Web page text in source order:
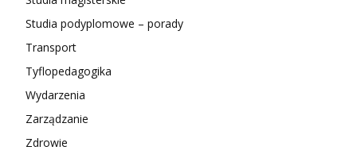
Studia podyplomowe – porady
Transport
Tyflopedagogika
Wydarzenia
Zarządzanie
Zdrowie